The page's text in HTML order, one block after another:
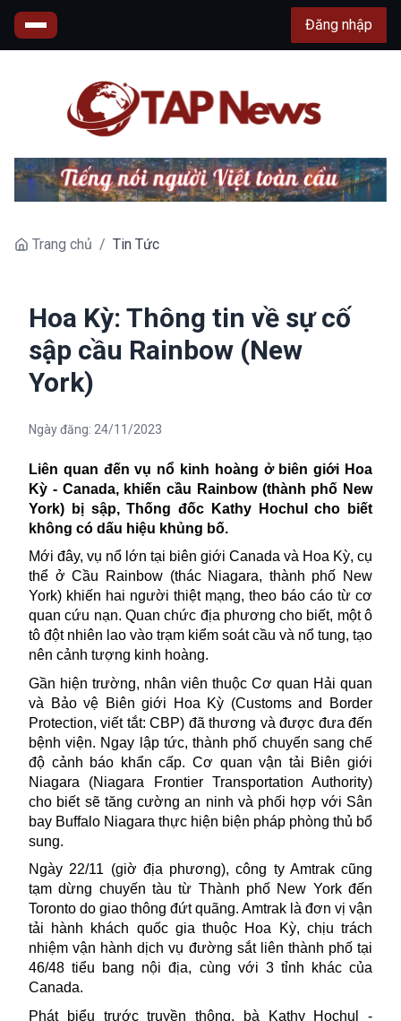
Đăng nhập
Trang chủ / Tin Tức
Hoa Kỳ: Thông tin về sự cố
sập cầu Rainbow (New
York)
Ngày đăng: 24/11/2023
Liên quan đến vụ nổ kinh hoàng ở biên giới Hoa
Kỳ - Canada, khiến cầu Rainbow (thành phố New
York) bị sập, Thống đốc Kathy Hochul cho biết
không có dấu hiệu khủng bố.
Mới đây, vụ nổ lớn tại biên giới Canada và Hoa Kỳ, cụ
thể ở Cầu Rainbow (thác Niagara, thành phố New
York) khiến hai người thiệt mạng, theo báo cáo từ cơ
quan cứu nạn. Quan chức địa phương cho biết, một ô
tô đột nhiên lao vào trạm kiểm soát cầu và nổ tung, tạo
nên cảnh tượng kinh hoàng.
Gần hiện trường, nhân viên thuộc Cơ quan Hải quan
và Bảo vệ Biên giới Hoa Kỳ (Customs and Border
Protection, viết tắt: CBP) đã thương và được đưa đến
bệnh viện. Ngay lập tức, thành phố chuyển sang chế
độ cảnh báo khẩn cấp. Cơ quan vận tải Biên giới
Niagara (Niagara Frontier Transportation Authority)
cho biết sẽ tăng cường an ninh và phối hợp với Sân
bay Buffalo Niagara thực hiện biện pháp phòng thủ bổ
sung.
Ngày 22/11 (giờ địa phương), công ty Amtrak cũng
tạm dừng chuyến tàu từ Thành phố New York đến
Toronto do giao thông đứt quãng. Amtrak là đơn vị vận
tải hành khách quốc gia thuộc Hoa Kỳ, chịu trách
nhiệm vận hành dịch vụ đường sắt liên thành phố tại
46/48 tiểu bang nội địa, cùng với 3 tỉnh khác của
Canada.
Phát biểu trước truyền thông, bà Kathy Hochul -